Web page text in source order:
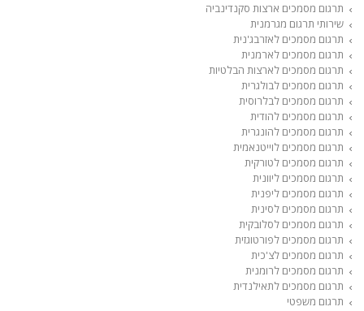
תרגום מסמכים ארצות סקנדינביה
שירותי תרגום מגרמנית
תרגום מסמכים לאזרבג'נית
תרגום מסמכים לארמנית
תרגום מסמכים לארצות הבלטיות
תרגום מסמכים לבולגרית
תרגום מסמכים לבלרוסית
תרגום מסמכים להודית
תרגום מסמכים להונגרית
תרגום מסמכים לוייטנאמית
תרגום מסמכים לטורקית
תרגום מסמכים ליוונית
תרגום מסמכים ליפנית
תרגום מסמכים לסינית
תרגום מסמכים לסלובקית
תרגום מסמכים לפורטוגזית
תרגום מסמכים לצ'כית
תרגום מסמכים לרומנית
תרגום מסמכים לתאילנדית
תרגום משפטי